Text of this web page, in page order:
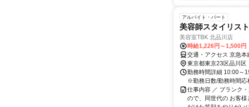
アルバイト・パート
美容師スタイリスト
美容室TBK 北品川店
時給1,226円～1,500円
交通・アクセス 京急
東京都東京23区品川区
勤務時間詳細 10:00
※勤務日数/勤務時間応
仕事内容 ／ ブランク
ので、同世代の お客